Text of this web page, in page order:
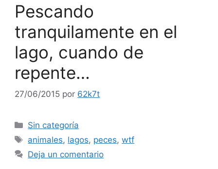
Pescando
tranquilamente en el
lago, cuando de
repente…
27/06/2015 por 62k7t
Categorías
Sin categoría
Etiquetas
animales, lagos, peces,wtf
Deja un comentario